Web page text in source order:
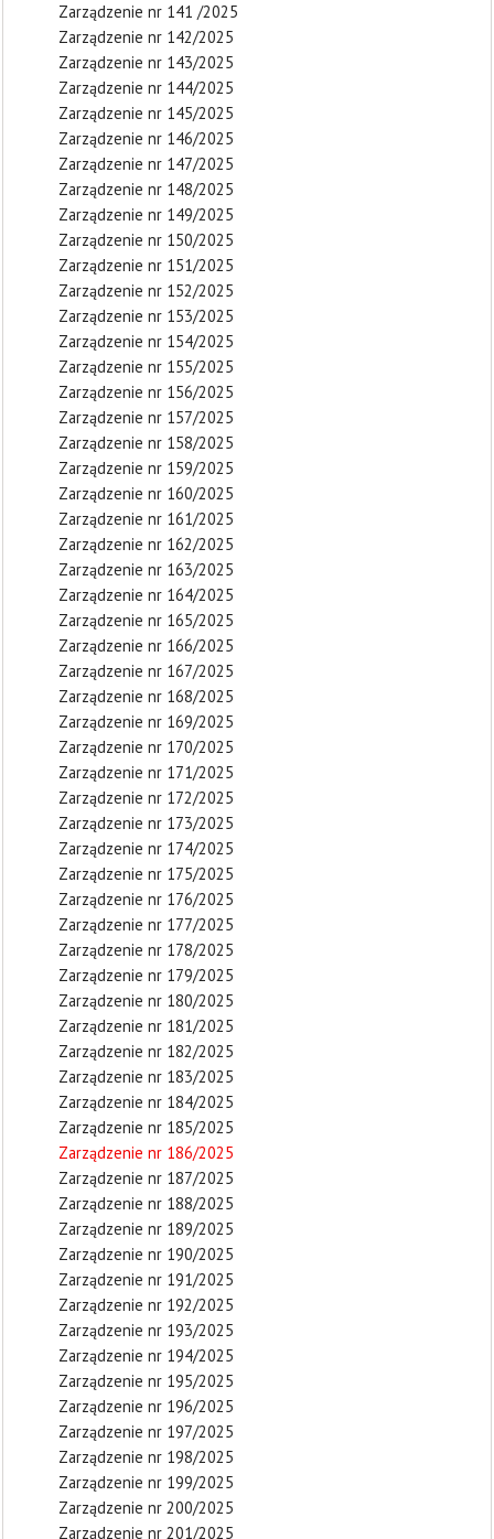
Zarządzenie nr 141 /2025
Zarządzenie nr 142/2025
Zarządzenie nr 143/2025
Zarządzenie nr 144/2025
Zarządzenie nr 145/2025
Zarządzenie nr 146/2025
Zarządzenie nr 147/2025
Zarządzenie nr 148/2025
Zarządzenie nr 149/2025
Zarządzenie nr 150/2025
Zarządzenie nr 151/2025
Zarządzenie nr 152/2025
Zarządzenie nr 153/2025
Zarządzenie nr 154/2025
Zarządzenie nr 155/2025
Zarządzenie nr 156/2025
Zarządzenie nr 157/2025
Zarządzenie nr 158/2025
Zarządzenie nr 159/2025
Zarządzenie nr 160/2025
Zarządzenie nr 161/2025
Zarządzenie nr 162/2025
Zarządzenie nr 163/2025
Zarządzenie nr 164/2025
Zarządzenie nr 165/2025
Zarządzenie nr 166/2025
Zarządzenie nr 167/2025
Zarządzenie nr 168/2025
Zarządzenie nr 169/2025
Zarządzenie nr 170/2025
Zarządzenie nr 171/2025
Zarządzenie nr 172/2025
Zarządzenie nr 173/2025
Zarządzenie nr 174/2025
Zarządzenie nr 175/2025
Zarządzenie nr 176/2025
Zarządzenie nr 177/2025
Zarządzenie nr 178/2025
Zarządzenie nr 179/2025
Zarządzenie nr 180/2025
Zarządzenie nr 181/2025
Zarządzenie nr 182/2025
Zarządzenie nr 183/2025
Zarządzenie nr 184/2025
Zarządzenie nr 185/2025
Zarządzenie nr 186/2025
Zarządzenie nr 187/2025
Zarządzenie nr 188/2025
Zarządzenie nr 189/2025
Zarządzenie nr 190/2025
Zarządzenie nr 191/2025
Zarządzenie nr 192/2025
Zarządzenie nr 193/2025
Zarządzenie nr 194/2025
Zarządzenie nr 195/2025
Zarządzenie nr 196/2025
Zarządzenie nr 197/2025
Zarządzenie nr 198/2025
Zarządzenie nr 199/2025
Zarządzenie nr 200/2025
Zarządzenie nr 201/2025